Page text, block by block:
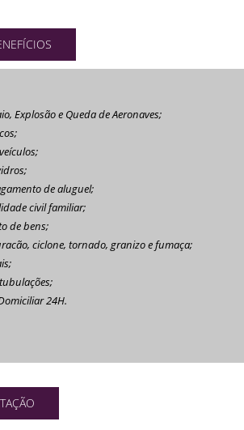
Explosão e Queda de Aeronaves;
de aluguel;
civil familiar;
de bens;
ciclone, tornado, granizo e fumaça;
24H.